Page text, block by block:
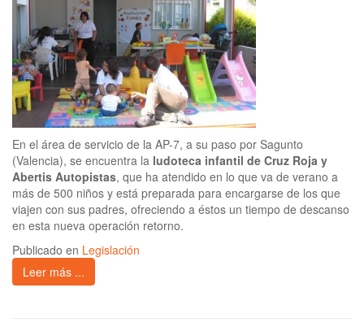
En el área de servicio de la AP-7, a su paso por Sagunto
(Valencia), se encuentra la ludoteca infantil de Cruz Roja y
Abertis Autopistas, que ha atendido en lo que va de verano a
más de 500 niños y está preparada para encargarse de los que
viajen con sus padres, ofreciendo a éstos un tiempo de descanso
en esta nueva operación retorno.
Publicado en Legislación
Leer más ...